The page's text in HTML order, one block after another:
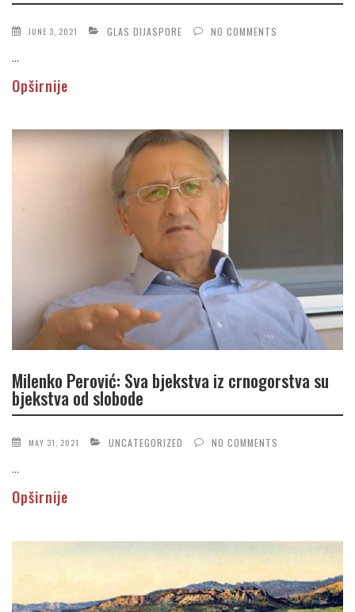
JUNE 3, 2021 GLAS DIJASPORE NO COMMENTS
...
Opširnije
Milenko Perović: Sva bjekstva iz crnogorstva su
bjekstva od slobode
MAY 31, 2021 UNCATEGORIZED NO COMMENTS
...
Opširnije